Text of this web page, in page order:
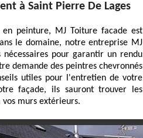
à Saint Pierre De Lages
peinture, MJ Toiture facade est
le domaine, notre entreprise MJ
pour garantir un rendu
demande des peintres chevronnés
utiles pour l'entretien de votre
façade, ils sauront trouver les
vos murs extérieurs.